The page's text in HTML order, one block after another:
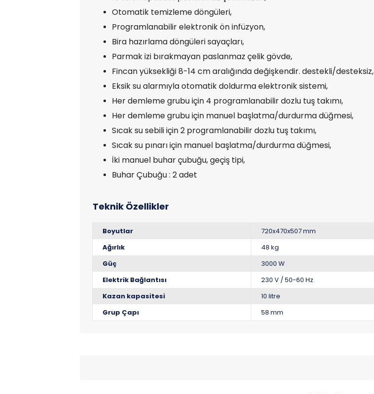
Otomatik temizleme döngüleri,
Programlanabilir elektronik ön infüzyon,
Bira hazırlama döngüleri sayaçları,
Parmak izi bırakmayan paslanmaz çelik gövde,
Fincan yüksekliği 8-14 cm aralığında değişkendir. destekli/desteksiz,
Eksik su alarmıyla otomatik doldurma elektronik sistemi,
Her demleme grubu için 4 programlanabilir dozlu tuş takımı,
Her demleme grubu için manuel başlatma/durdurma düğmesi,
Sıcak su sebili için 2 programlanabilir dozlu tuş takımı,
Sıcak su pınarı için manuel başlatma/durdurma düğmesi,
İki manuel buhar çubuğu, geçiş tipi,
Buhar Çubuğu : 2 adet
Boyutlar
720x470x507 mm
Ağırlık
48 kg
Güç
3000 W
Elektrik Bağlantısı
230 V / 50-60 Hz
Kazan kapasitesi
10 litre
Grup Çapı
58 mm